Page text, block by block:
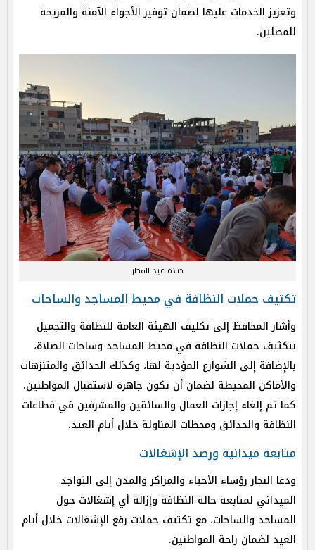
وتعزيز الخدمات عليها لضمان توفير الأجواء الآمنة والمريحة
للمصلين.
صلاة عيد الفطر
تكثيف حملات النظافة في محيط المساجد والساحات
وأشار المحافظ إلى تكليف الهيئة العامة للنظافة والتجميل
بتكثيف حملات النظافة في محيط المساجد وساحات الصلاة،
بالإضافة إلى الشوارع المؤدية لها، وكذلك الحدائق والمتنزهات
والأماكن المحيطة لضمان أن تكون جاهزة لاستقبال المواطنين.
كما تم إلغاء إجازات العمال والسائقين والمشرفين في قطاعات
النظافة والحدائق ومحطات المناولة خلال أيام العيد.
متابعة ميدانية ورصد الإشغالات
ودعا النجار رؤساء الأحياء والمراكز والمدن إلى التواجد
الميداني لمتابعة حالة النظافة وإزالة أي إشغالات حول
المساجد والساحات، مع تكثيف حملات رفع الإشغالات خلال أيام
العيد لضمان راحة المواطنين.